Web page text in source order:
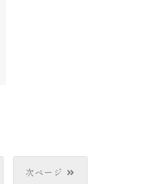
次ページ